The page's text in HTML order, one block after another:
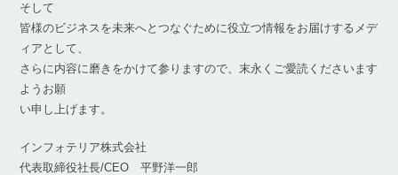
そして
皆様のビジネスを未来へとつなぐために役立つ情報をお届けするメデ
ィアとして、
さらに内容に磨きをかけて参りますので、末永くご愛読くださいます
ようお願
い申し上げます。
インフォテリア株式会社
代表取締役社長/CEO 平野洋一郎